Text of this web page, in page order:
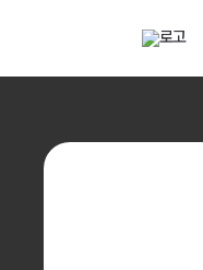
해외직구 배송대